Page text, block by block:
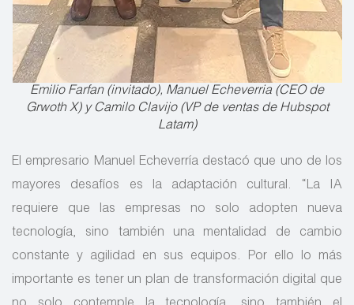
Emilio Farfan (invitado), Manuel Echeverria (CEO de
Grwoth X) y Camilo Clavijo (VP de ventas de Hubspot
Latam)
El empresario Manuel Echeverría destacó que uno de los
mayores desafíos es la adaptación cultural. “La IA
requiere que las empresas no solo adopten nueva
tecnología, sino también una mentalidad de cambio
constante y agilidad en sus equipos. Por ello lo más
importante es tener un plan de transformación digital que